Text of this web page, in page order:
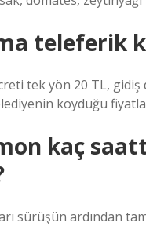
teleferik
tek yön 20 TL, gidiş
koyduğu
kaç
sürüşün ardından